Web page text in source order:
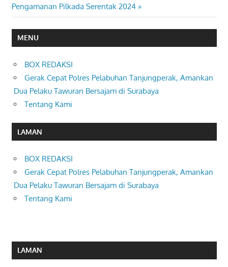
Post:
Pengamanan Pilkada Serentak 2024
MENU
BOX REDAKSI
Gerak Cepat Polres Pelabuhan Tanjungperak, Amankan
Dua Pelaku Tawuran Bersajam di Surabaya
Tentang Kami
LAMAN
BOX REDAKSI
Gerak Cepat Polres Pelabuhan Tanjungperak, Amankan
Dua Pelaku Tawuran Bersajam di Surabaya
Tentang Kami
LAMAN